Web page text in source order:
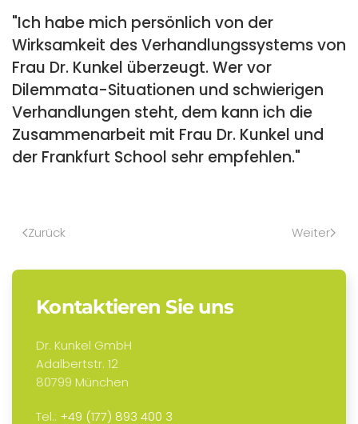
"Ich habe mich persönlich von der
Wirksamkeit des Verhandlungssystems von
Frau Dr. Kunkel überzeugt. Wer vor
Dilemmata-Situationen und schwierigen
Verhandlungen steht, dem kann ich die
Zusammenarbeit mit Frau Dr. Kunkel und
der Frankfurt School sehr empfehlen."
Zurück Weiter
Kontaktieren Sie uns
Dr. Kunkel GmbH
Adalbertstr. 12
80799 München
Tel.: +49 (177) 893 400 3